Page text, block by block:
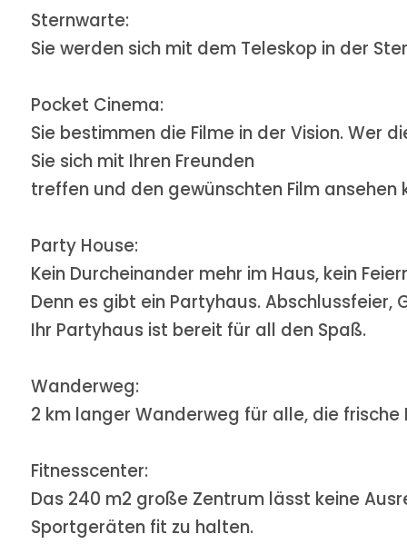
Sternwarte:
Sie werden sich mit dem Teleskop in der
Pocket Cinema:
Sie bestimmen die Filme in der Vision. Wer
Sie sich mit Ihren Freunden
treffen und den gewünschten Film ansehen
Party House:
Kein Durcheinander mehr im Haus, kein
Denn es gibt ein Partyhaus.
Ihr Partyhaus ist bereit für all den Spaß.
Wanderweg:
2 km langer Wanderweg für alle, die frische
Fitnesscenter:
Das 240 m2 große Zentrum lässt keine
Sportgeräten fit zu halten.